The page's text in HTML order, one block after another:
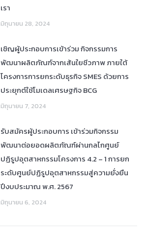
เรา
มิถุนายน 28, 2024
เชิญผู้ประกอบการเข้าร่วม กิจกรรมการ
พัฒนาผลิตภัณฑ์จากเส้นใยชีวภาพ ภายใต้
โครงการการยกระดับธุรกิจ SMES ด้วยการ
ประยุกต์ใช้โมเดลเศรษฐกิจ BCG
มิถุนายน 7, 2024
รับสมัครผู้ประกอบการ เข้าร่วมกิจกรรม
พัฒนาต่อยอดผลิตภัณฑ์ผ่านกลไกศูนย์
ปฏิรูปอุตสาหกรรมโครงการ 4.2 – 1 การยก
ระดับศูนย์ปฏิรูปอุตสาหกรรมสู่ความยั่งยืน
ปีงบประมาณ พ.ศ. 2567
มิถุนายน 6, 2024